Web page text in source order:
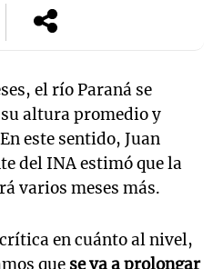
el río Paraná se
altura promedio y
este sentido, Juan
del INA estimó que la
varios meses más.
en cuánto al nivel,
que se va a prolongar